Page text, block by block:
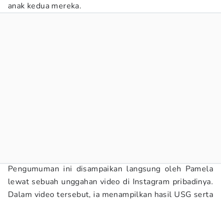
anak kedua mereka.
Pengumuman ini disampaikan langsung oleh Pamela
lewat sebuah unggahan video di Instagram pribadinya.
Dalam video tersebut, ia menampilkan hasil USG serta